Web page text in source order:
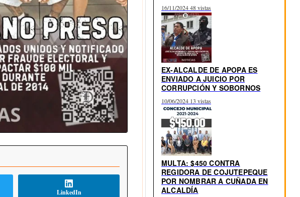
LinkedIn
16/11/202448 vistas
EX-ALCALDE DE APOPA ES
ENVIADO A JUICIO POR
CORRUPCIÓN Y SOBORNOS
10/06/2024 13 vistas
MULTA: $450 CONTRA
REGIDORA DE COJUTEPEQUE
POR NOMBRAR A CUÑADA EN
ALCALDÍA